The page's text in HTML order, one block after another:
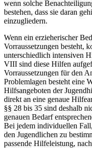
wenn solche
bestehen, dass sie daran
einzugliedern.
Wenn ein erzieherischer
Vorraussetzungen besteht,
unterschiedlich intensiven
VIII sind diese Hilfen
Vorraussetzungen für den
Problemlagen besteht eine
Hilfsangeboten der
direkt an eine genaue
§§ 28 bis 35 sind deshalb
genauen Bedarf
Bei jedem individuellen
den Jugendlichen zu
passende Hilfeleistung,